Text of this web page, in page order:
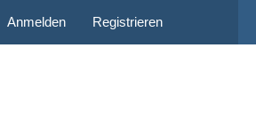
Anmelden Registrieren